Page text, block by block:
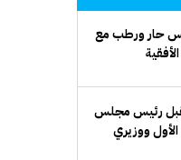
حار ورطب مع
رئيس مجلس
الأول ووزيري